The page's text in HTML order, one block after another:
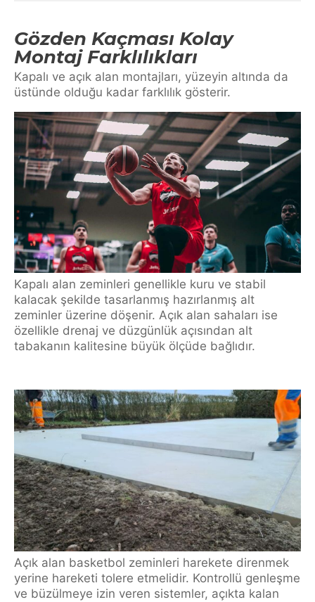
Gözden Kaçması Kolay
Montaj Farklılıkları
Kapalı ve açık alan montajları, yüzeyin altında da
üstünde olduğu kadar farklılık gösterir.
Kapalı alan zeminleri genellikle kuru ve stabil
kalacak şekilde tasarlanmış hazırlanmış alt
zeminler üzerine döşenir. Açık alan sahaları ise
özellikle drenaj ve düzgünlük açısından alt
tabakanın kalitesine büyük ölçüde bağlıdır.
Açık alan basketbol zeminleri harekete direnmek
yerine hareketi tolere etmelidir. Kontrollü genleşme
ve büzülmeye izin veren sistemler, açıkta kalan